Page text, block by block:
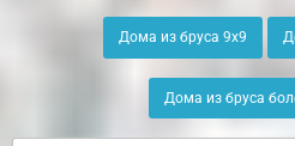
Дома из бруса 9х9
Дома из бруса